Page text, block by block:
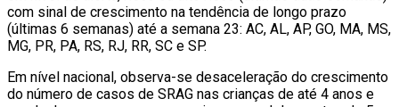
com sinal de crescimento na tendência de longo prazo
(últimas 6 semanas) até a semana 23: AC, AL, AP, GO, MA, MS,
MG, PR, PA, RS, RJ, RR, SC e SP.
Em nível nacional, observa-se desaceleração do crescimento
do número de casos de SRAG nas crianças de até 4 anos e